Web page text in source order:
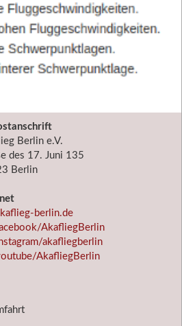
Berlin e.V.
des 17. Juni 135
Berlin
berlin.de
AkafliegBerlin
akafliegberlin
AkafliegBerlin